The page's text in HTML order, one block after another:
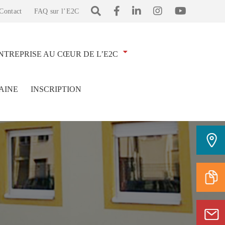
FAQ sur l’E2C
AU CŒUR DE L’E2C
INSCRIPTION